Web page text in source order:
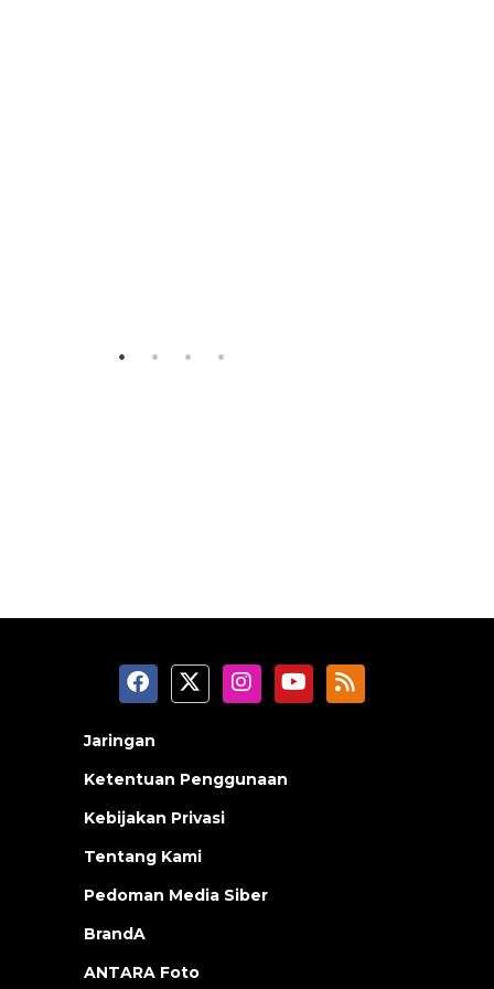
Jaringan
Ketentuan Penggunaan
Kebijakan Privasi
Tentang Kami
Pedoman Media Siber
BrandA
ANTARA Foto